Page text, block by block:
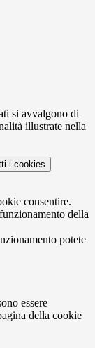
si avvalgono di
illustrate nella
i cookies
consentire.
della
potete
essere
della cookie